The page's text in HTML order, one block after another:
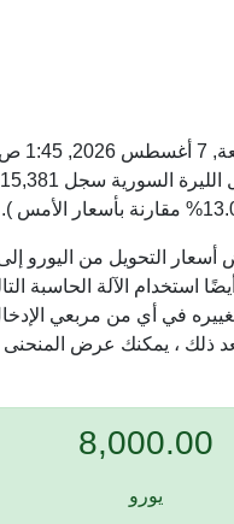
1:45 ص
أيضًا استخدام الآلة
تغييره في أي من مربعي
بعد ذلك ، يمكنك عرض
8,000.00
يورو